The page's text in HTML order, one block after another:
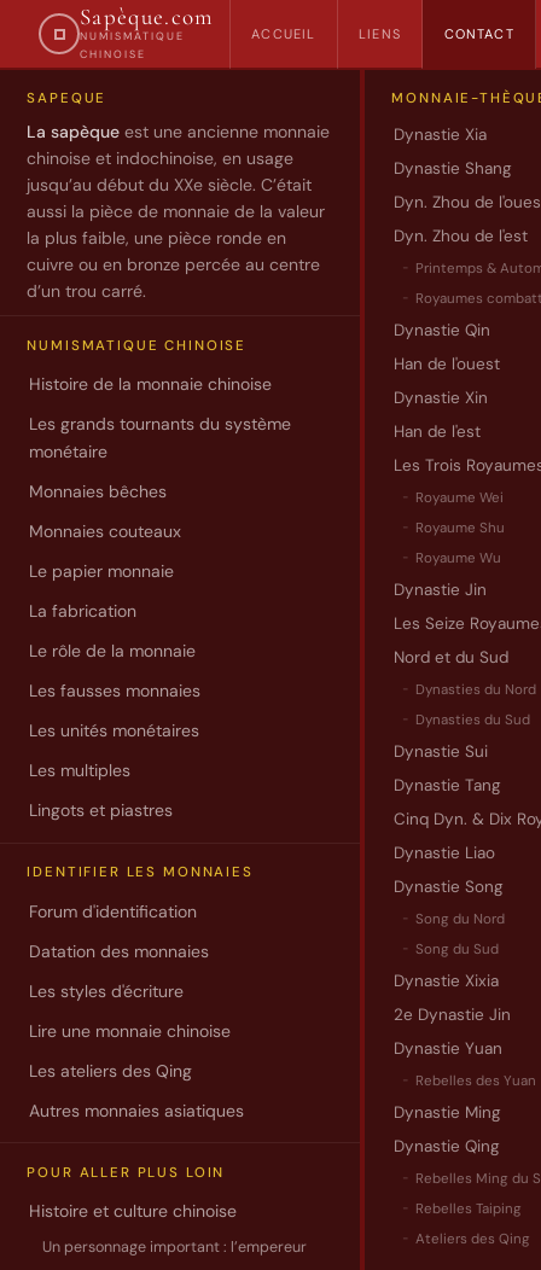
Sapèque.com
NUMISMATIQUE
CHINOISE
ACCUEIL LIENS CONTACT
SAPEQUE
La sapèque est une ancienne monnaie
chinoise et indochinoise, en usage
jusqu’au début du XXe siècle. C’était
aussi la pièce de monnaie de la valeur
la plus faible, une pièce ronde en
cuivre ou en bronze percée au centre
d’un trou carré.
NUMISMATIQUE CHINOISE
Histoire de la monnaie chinoise
Les grands tournants du système
monétaire
Monnaies bêches
Monnaies couteaux
Le papier monnaie
La fabrication
Le rôle de la monnaie
Les fausses monnaies
Les unités monétaires
Les multiples
Lingots et piastres
IDENTIFIER LES MONNAIES
Forum d'identification
Datation des monnaies
Les styles d'écriture
Lire une monnaie chinoise
Les ateliers des Qing
Autres monnaies asiatiques
POUR ALLER PLUS LOIN
Histoire et culture chinoise
Un personnage important : l’empereur
Contact
Vous
pouvez
utiliser
le
formulaire
ci-
contacter.
Pour
toute
demande
d’identification
d’une
monnaie,
merci
de
vous
rendre
sur
Votre
adresse
Sujet
MONNAIE-
Dynastie Xia
Dynastie Shang
Dyn. Zhou de
Dyn. Zhou de l'est
Printemps &
Royaumes
Dynastie Qin
Han de l'ouest
Dynastie Xin
Han de l'est
Les Trois
Royaume Wei
Royaume Shu
Royaume Wu
Dynastie Jin
Les Seize
Nord et du Sud
Dynasties du Nord
Dynasties du Sud
Dynastie Sui
Dynastie Tang
Cinq Dyn. & Dix
Dynastie Liao
Dynastie Song
Song du Nord
Song du Sud
Dynastie Xixia
2e Dynastie Jin
Dynastie Yuan
Rebelles des Yuan
Dynastie Ming
Dynastie Qing
Rebelles Ming du
Rebelles Taiping
Ateliers des Qing